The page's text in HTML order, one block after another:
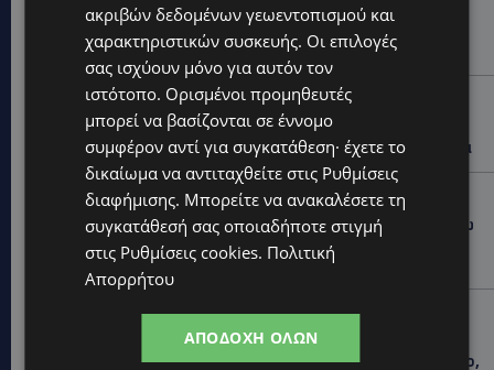
ΤΡΑΓΩΔΙΑ ΣΤΗΝ ΞΥΛΟΦΑΓΟΥ: Η δικαστική απόφαση
που κρατά τον πατέρα μακριά από την κηδεία των
παιδιών του
UPDATES
ΑΓΙΑ ΝΑΠΑ: €25.555 στην κατοχή 34χρονου –
Εντοπίστηκαν και αδασμολόγητα καπνικά προϊόντα
UPDATES
ΦΡΑΓΜΑ ΚΛΗΡΟΥ: Πήγαν για ψάρεμα και άφησαν πίσω
τους σκουπίδια – Εικόνες που προβληματίζουν-
(Φώτο)
ΝΙΚΟΣ ΚΑΛΟΓΕΡΟΠΟΥΛΟΣ: Έφυγε από τη ζωή ο
πολυτάλαντος καλλιτέχνης που ξεχώρισε σε θέατρο,
ακριβών δεδομένων γεωεντοπισμού και
χαρακτηριστικών συσκευής. Οι επιλογές
σας ισχύουν μόνο για αυτόν τον
ιστότοπο. Ορισμένοι προμηθευτές
μπορεί να βασίζονται σε έννομο
συμφέρον αντί για συγκατάθεση· έχετε το
δικαίωμα να αντιταχθείτε στις Ρυθμίσεις
διαφήμισης. Μπορείτε να ανακαλέσετε τη
συγκατάθεσή σας οποιαδήποτε στιγμή
στις Ρυθμίσεις cookies. Πολιτική
Απορρήτου
ΑΠΟΔΟΧΉ ΌΛΩΝ